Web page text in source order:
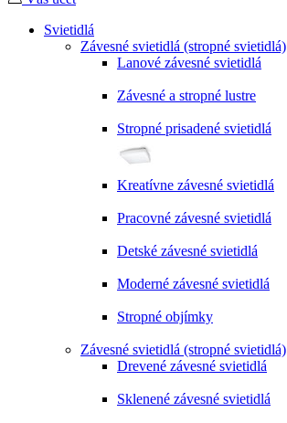
Svietidlá
Závesné svietidlá (stropné svietidlá)
Lanové závesné svietidlá
Závesné a stropné lustre
Stropné prisadené svietidlá
Kreatívne závesné svietidlá
Pracovné závesné svietidlá
Detské závesné svietidlá
Moderné závesné svietidlá
Stropné objímky
Závesné svietidlá (stropné svietidlá)
Drevené závesné svietidlá
Sklenené závesné svietidlá